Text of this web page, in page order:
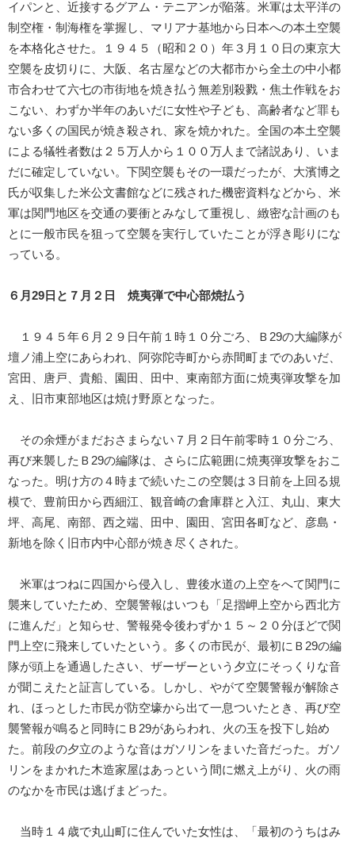
イパンと、近接するグアム・テニアンが陥落。米軍は太平洋の
制空権・制海権を掌握し、マリアナ基地から日本への本土空襲
を本格化させた。１９４５（昭和２０）年３月１０日の東京大
空襲を皮切りに、大阪、名古屋などの大都市から全土の中小都
市合わせて六七の市街地を焼き払う無差別殺戮・焦土作戦をお
こない、わずか半年のあいだに女性や子ども、高齢者など罪も
ない多くの国民が焼き殺され、家を焼かれた。全国の本土空襲
による犠牲者数は２５万人から１００万人まで諸説あり、いま
だに確定していない。下関空襲もその一環だったが、大濱博之
氏が収集した米公文書館などに残された機密資料などから、米
軍は関門地区を交通の要衝とみなして重視し、緻密な計画のも
とに一般市民を狙って空襲を実行していたことが浮き彫りにな
っている。
６月29日と７月２日 焼夷弾で中心部焼払う
１９４５年６月２９日午前１時１０分ごろ、Ｂ29の大編隊が
壇ノ浦上空にあらわれ、阿弥陀寺町から赤間町までのあいだ、
宮田、唐戸、貴船、園田、田中、東南部方面に焼夷弾攻撃を加
え、旧市東部地区は焼け野原となった。
その余煙がまだおさまらない７月２日午前零時１０分ごろ、
再び来襲したＢ29の編隊は、さらに広範囲に焼夷弾攻撃をおこ
なった。明け方の４時まで続いたこの空襲は３日前を上回る規
模で、豊前田から西細江、観音崎の倉庫群と入江、丸山、東大
坪、高尾、南部、西之端、田中、園田、宮田各町など、彦島・
新地を除く旧市内中心部が焼き尽くされた。
米軍はつねに四国から侵入し、豊後水道の上空をへて関門に
襲来していたため、空襲警報はいつも「足摺岬上空から西北方
に進んだ」と知らせ、警報発令後わずか１５～２０分ほどで関
門上空に飛来していたという。多くの市民が、最初にＢ29の編
隊が頭上を通過したさい、ザーザーという夕立にそっくりな音
が聞こえたと証言している。しかし、やがて空襲警報が解除さ
れ、ほっとした市民が防空壕から出て一息ついたとき、再び空
襲警報が鳴ると同時にＢ29があらわれ、火の玉を投下し始め
た。前段の夕立のような音はガソリンをまいた音だった。ガソ
リンをまかれた木造家屋はあっという間に燃え上がり、火の雨
のなかを市民は逃げまどった。
当時１４歳で丸山町に住んでいた女性は、「最初のうちはみ